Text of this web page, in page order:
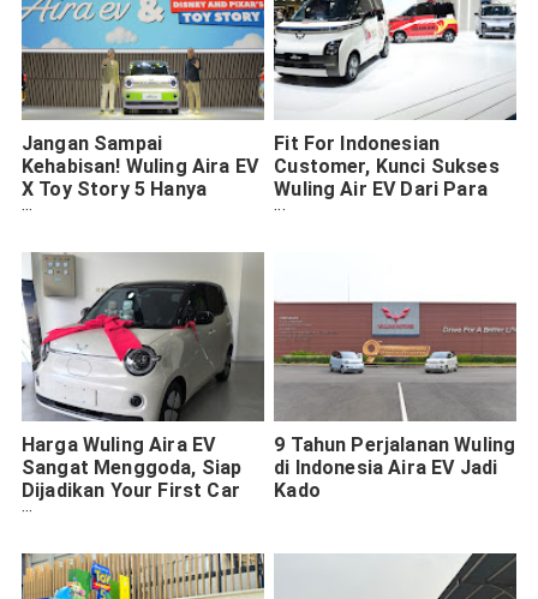
Jangan Sampai
Kehabisan! Wuling Aira EV
X Toy Story 5 Hanya
Tersedia 300 Unit Dijual di
Fit For Indonesian
Customer, Kunci Sukses
Wuling Air EV Dari Para
Pesaing Sesama Micro
Harga Wuling Aira EV
Sangat Menggoda, Siap
Dijadikan Your First Car
EV atau Malah Mobil
yang Harus Disiapkan?
9 Tahun Perjalanan Wuling
di Indonesia Aira EV Jadi
Kado